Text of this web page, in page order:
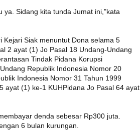
ya. Sidang kita tunda Jumat ini,"kata
Kejari Siak menuntut Dona selama 5
2 ayat (1) Jo Pasal 18 Undang-Undang
Tindak Pidana Korupsi
Republik Indonesia Nomor 20
Indonesia Nomor 31 Tahun 1999
ayat (1) ke-1 KUHPidana Jo Pasal 64 ayat
denda sebesar Rp300 juta.
6 bulan kurungan.